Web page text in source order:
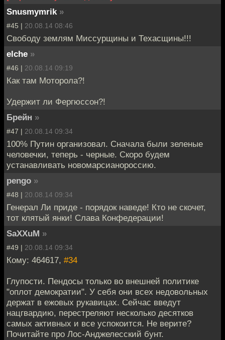
Snusmymrik »
#45 | 20.08.14 08:46
Свободу землям Миссурщины и Техасщины!!!
elche »
#46 | 20.08.14 09:19
Как там Моторола?!
Удержит ли Фергюссон?!
Брейн »
#47 | 20.08.14 09:34
100% Путин организовал. Сначала были зеленые
человечки, теперь - черные. Скоро будем
устанавливать новомарсианороссию.
pengo »
#48 | 20.08.14 09:34
Генерал Ли приде - порядок наведе! Кто не скочет,
тот клятый янки! Слава Конфедерации!
SaXXuM »
#49 | 20.08.14 09:34
Кому: 464617, #34
Глупости. Пендосы только во внешней политике
"оплот демократии". У себя они всех недовольных
держат в ежовых рукавицах. Сейчас введут
нацгвардию, перестреляют несколько десятков
самых активных и все успокоится. Не верите?
Почитайте про Лос-Анджелесский бунт.